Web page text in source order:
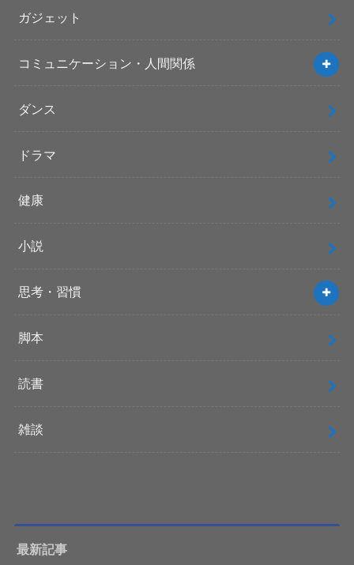
ガジェット
コミュニケーション・人間関係
ダンス
ドラマ
健康
小説
思考・習慣
脚本
読書
雑談
最新記事